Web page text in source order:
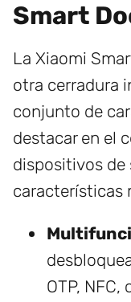
Smart
La Xiaomi
otra cerradura
conjunto de
destacar en el
dispositivos de
características
OTP,